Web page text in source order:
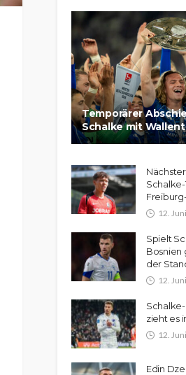
Temporärer
Schalke mit
12.
Spielt
Bosnien
der
12.
zieht es
12.
Edin